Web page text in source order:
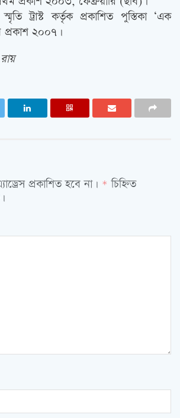
ট্রাস্ট কর্তৃক প্রকাশিত পুস্তিকা ‘এক
২০০৭।
প্রকাশিত হবে না। * চিহ্নিত